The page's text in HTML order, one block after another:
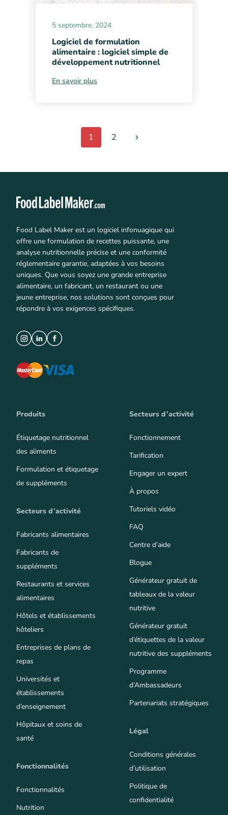
5 septembre, 2024
Logiciel de formulation
alimentaire : logiciel simple de
développement nutritionnel
En savoir plus
1 2
Food Label Maker est un logiciel infonuagique qui
offre une formulation de recettes puissante, une
analyse nutritionnelle précise et une conformité
réglementaire garantie, adaptées à vos besoins
uniques. Que vous soyez une grande entreprise
alimentaire, un fabricant, un restaurant ou une
jeune entreprise, nos solutions sont conçues pour
répondre à vos exigences spécifiques.
Produits
Étiquetage nutritionnel
des aliments
Formulation et étiquetage
de suppléments
Secteurs d’activité
Fabricants alimentaires
Fabricants de
suppléments
Restaurants et services
alimentaires
Hôtels et établissements
hôteliers
Entreprises de plans de
repas
Universités et
établissements
d’enseignement
Hôpitaux et soins de
santé
Fonctionnalités
Fonctionnalités
Nutrition
Secteurs d’activité
Fonctionnement
Tarification
Engager un expert
À propos
Tutoriels vidéo
FAQ
Centre d’aide
Blogue
Générateur gratuit de
tableaux de la valeur
nutritive
Générateur gratuit
d’étiquettes de la valeur
nutritive des suppléments
Programme
d’Ambassadeurs
Partenariats stratégiques
Légal
Conditions générales
d’utilisation
Politique de
confidentialité